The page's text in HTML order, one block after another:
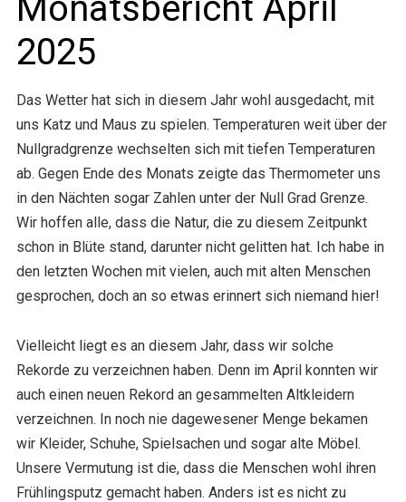
Monatsbericht April
2025
Das Wetter hat sich in diesem Jahr wohl ausgedacht, mit
uns Katz und Maus zu spielen. Temperaturen weit über der
Nullgradgrenze wechselten sich mit tiefen Temperaturen
ab. Gegen Ende des Monats zeigte das Thermometer uns
in den Nächten sogar Zahlen unter der Null Grad Grenze.
Wir hoffen alle, dass die Natur, die zu diesem Zeitpunkt
schon in Blüte stand, darunter nicht gelitten hat. Ich habe in
den letzten Wochen mit vielen, auch mit alten Menschen
gesprochen, doch an so etwas erinnert sich niemand hier!
Vielleicht liegt es an diesem Jahr, dass wir solche
Rekorde zu verzeichnen haben. Denn im April konnten wir
auch einen neuen Rekord an gesammelten Altkleidern
verzeichnen. In noch nie dagewesener Menge bekamen
wir Kleider, Schuhe, Spielsachen und sogar alte Möbel.
Unsere Vermutung ist die, dass die Menschen wohl ihren
Frühlingsputz gemacht haben. Anders ist es nicht zu